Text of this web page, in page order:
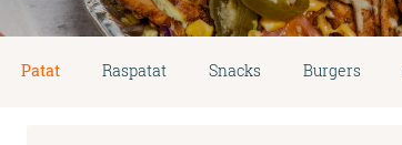
Patat Raspatat Snacks Burgers